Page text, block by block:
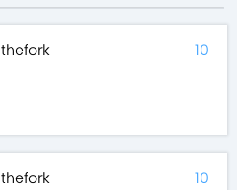
thefork 10
thefork 10